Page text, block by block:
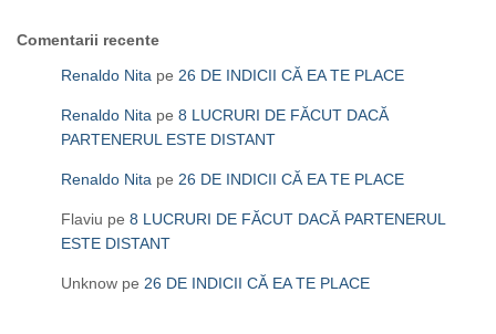
Comentarii recente
Renaldo Nita pe 26 DE INDICII CĂ EA TE PLACE
Renaldo Nita pe 8 LUCRURI DE FĂCUT DACĂ
PARTENERUL ESTE DISTANT
Renaldo Nita pe 26 DE INDICII CĂ EA TE PLACE
Flaviu pe 8 LUCRURI DE FĂCUT DACĂ PARTENERUL
ESTE DISTANT
Unknow pe 26 DE INDICII CĂ EA TE PLACE